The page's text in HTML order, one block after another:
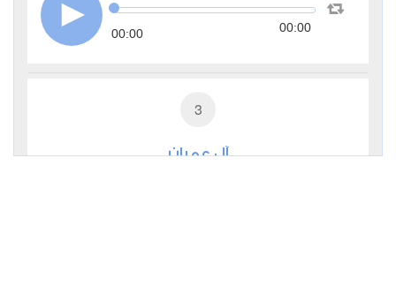
00:00 00:00
3
آل عمران